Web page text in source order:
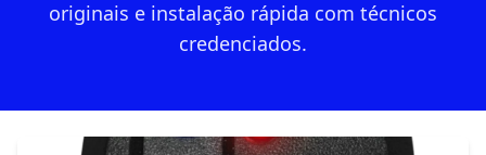
originais e instalação rápida com técnicos
credenciados.